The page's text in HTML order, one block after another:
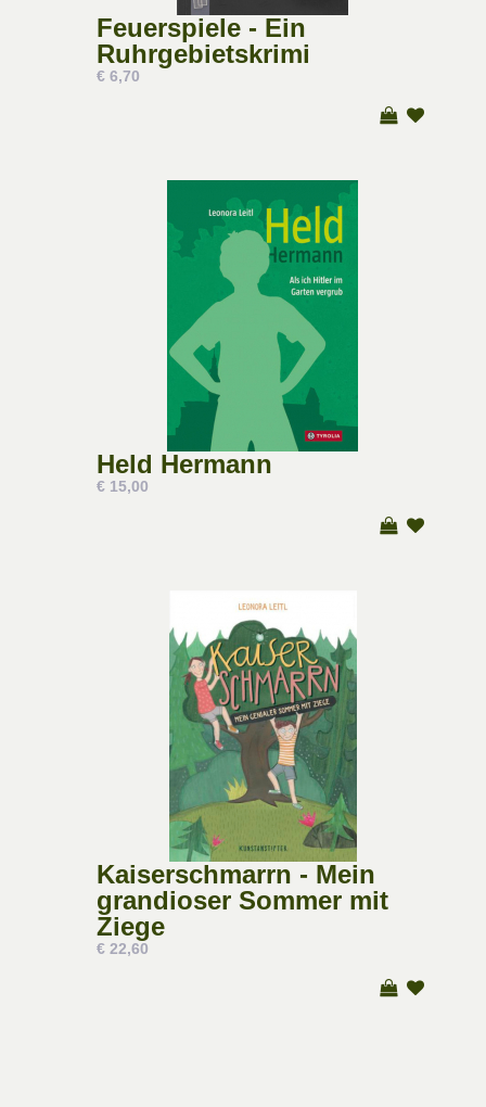
Feuerspiele - Ein
Ruhrgebietskrimi
€ 6,70
Held Hermann
€ 15,00
Kaiserschmarrn - Mein
grandioser Sommer mit
Ziege
€ 22,60